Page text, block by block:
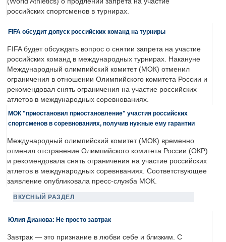
российских спортсменов в турнирах.
FIFA обсудит допуск российских команд на турниры
FIFA будет обсуждать вопрос о снятии запрета на участие
российских команд в международных турнирах. Накануне
Международный олимпийский комитет (МОК) отменил
ограничения в отношении Олимпийского комитета России и
рекомендовал снять ограничения на участие российских
атлетов в международных соревнованиях.
МОК "приостановил приостановление" участия российских
спортсменов в соревнованиях, получив нужные ему гарантии
Международный олимпийский комитет (МОК) временно
отменил отстранение Олимпийского комитета России (ОКР)
и рекомендовала снять ограничения на участие российских
атлетов в международных соревнваниях. Соответствующее
заявление опубликовала пресс-служба МОК.
ВКУСНЫЙ РАЗДЕЛ
Юлия Дианова: Не просто завтрак
Завтрак — это признание в любви себе и близким. С